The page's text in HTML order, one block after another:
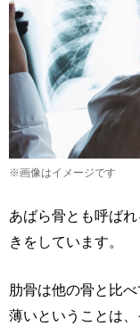
※画像はイメージです
あばら骨とも呼ば
きをしています。
肋骨は他の骨と比
薄いということは